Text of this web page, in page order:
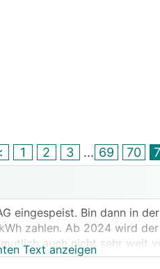
1 2 3 ... 69 70
eingespeist. Bin dann in
zahlen. Ab 2024 wird
auch nicht sehr weit
Text anzeigen